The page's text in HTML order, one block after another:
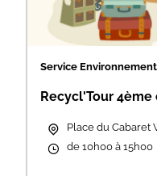
Service
Recycl'Tour 4ème
Place du Cabaret
de 10h00 à 15h00